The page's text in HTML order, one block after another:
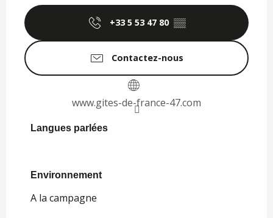
+33 5 53 47 80 ▒▒
Contactez-nous
www.gites-de-france-47.com
Langues parlées
Langues parlées
Environnement
Environnement
A la campagne